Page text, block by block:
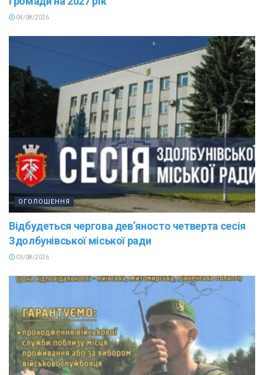
04/08/2026
ОГОЛОШЕННЯ
Відбудеться чергова дев’яносто четверта сесія
Здолбунівської міської ради
03/08/2026